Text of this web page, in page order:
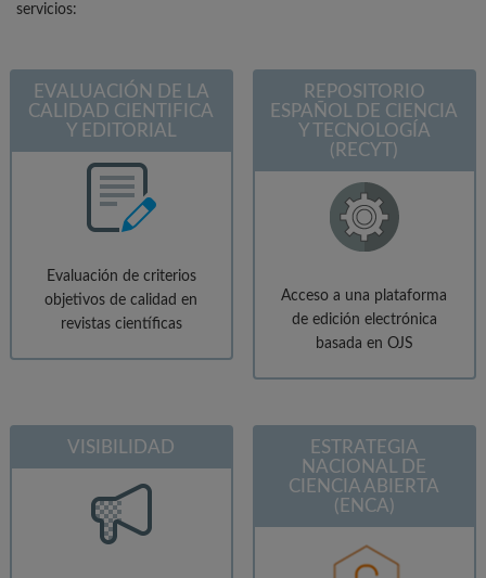
servicios:
EVALUACIÓN DE LA
CALIDAD CIENTIFICA
Y EDITORIAL
Evaluación de criterios
objetivos de calidad en
revistas científicas
REPOSITORIO
ESPAÑOL DE CIENCIA
Y TECNOLOGÍA
(RECYT)
Acceso a una plataforma
de edición electrónica
basada en OJS
VISIBILIDAD
ESTRATEGIA
NACIONAL DE
CIENCIA ABIERTA
(ENCA)